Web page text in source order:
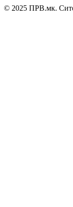
© 2025 ПРВ.мк.